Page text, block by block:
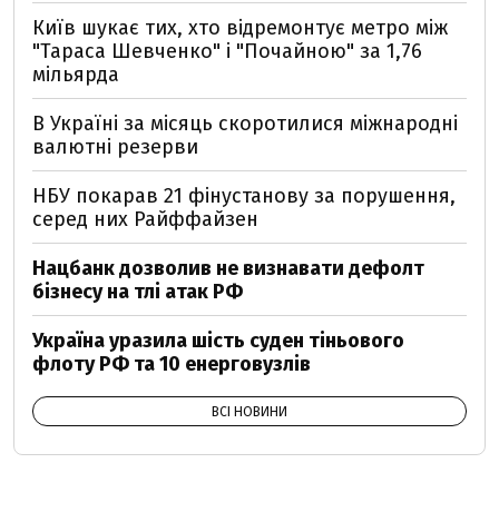
Київ шукає тих, хто відремонтує метро між
"Тараса Шевченко" і "Почайною" за 1,76
мільярда
В Україні за місяць скоротилися міжнародні
валютні резерви
НБУ покарав 21 фінустанову за порушення,
серед них Райффайзен
Нацбанк дозволив не визнавати дефолт
бізнесу на тлі атак РФ
Україна уразила шість суден тіньового
флоту РФ та 10 енерговузлів
ВСІ НОВИНИ